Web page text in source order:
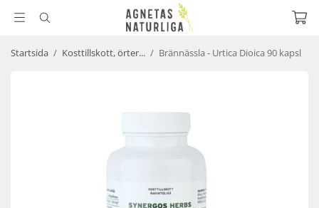
Startsida / Kosttillskott, örter... / Brännässla - Urtica Dioica 90 kapsl